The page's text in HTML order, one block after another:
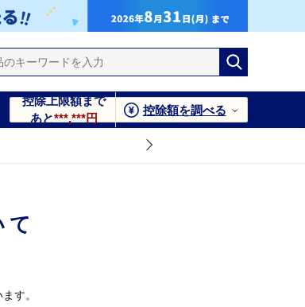
控除上限額まで
あと***,***円
控除額を調べる
す。